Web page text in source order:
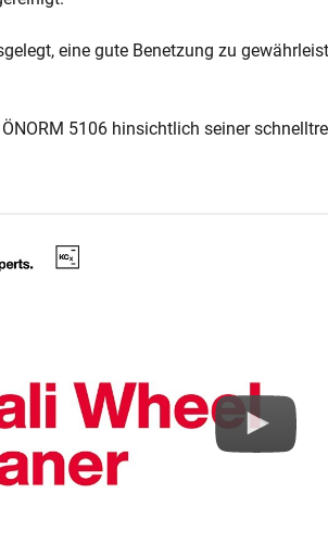
eine gute Benetzung zu
5106 hinsichtlich seiner